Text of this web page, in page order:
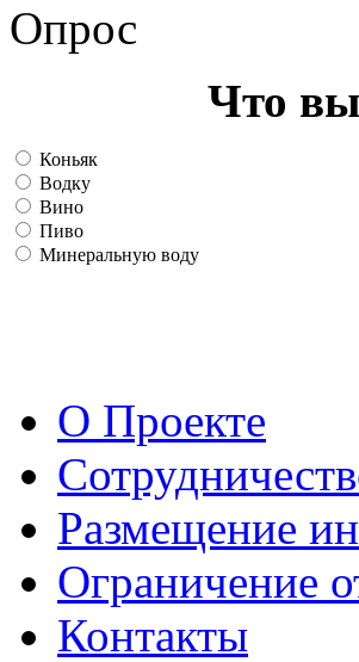
Опрос
Что вы
Коньяк
Водку
Вино
Пиво
Минеральную воду
О Проекте
Размещение
Ограничение
Контакты